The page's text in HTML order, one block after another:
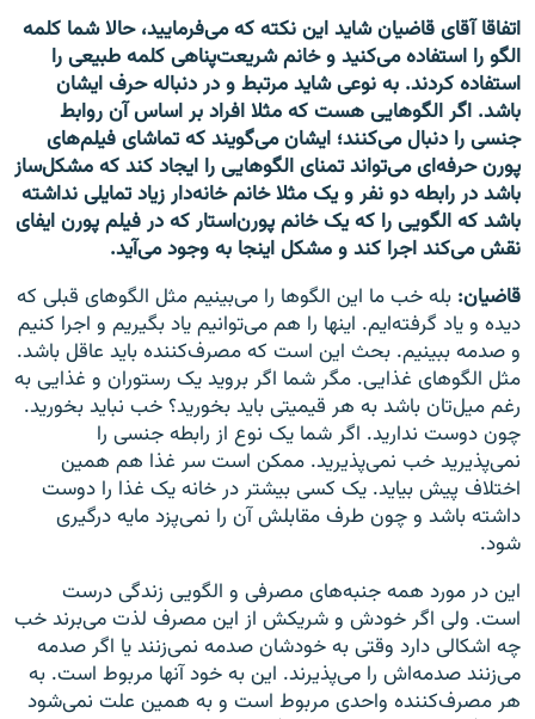
اتفاقا آقای قاضیان شاید این نکته که می‌فرمایید، حالا شما کلمه
الگو را استفاده می‌کنید و خانم شریعت‌پناهی کلمه طبیعی را
استفاده کردند. به نوعی شاید مرتبط و در دنباله حرف ایشان
باشد. اگر الگوهایی هست که مثلا افراد بر اساس آن روابط
جنسی را دنبال می‌کنند؛ ایشان می‌گویند که تماشای فیلم‌های
پورن حرفه‌ای می‌تواند تمنای الگوهایی را ایجاد کند که مشکل‌ساز
باشد در رابطه دو نفر و یک مثلا خانم خانه‌دار زیاد تمایلی نداشته
باشد که الگویی را که یک خانم پورن‌استار که در فیلم پورن ایفای
نقش می‌کند اجرا کند و مشکل اینجا به وجود می‌آید.
قاضیان: بله خب ما این الگوها را می‌بینیم مثل الگوهای قبلی که
دیده و یاد گرفته‌ایم. اینها را هم می‌توانیم یاد بگیریم و اجرا کنیم
و صدمه ببینیم. بحث این است که مصرف‌کننده باید عاقل باشد.
مثل الگوهای غذایی. مگر شما اگر بروید یک رستوران و غذایی به
رغم میل‌تان باشد به هر قیمیتی باید بخورید؟ خب نباید بخورید.
چون دوست ندارید. اگر شما یک نوع از رابطه جنسی را
نمی‌پذیرید خب نمی‌پذیرید. ممکن است سر غذا هم همین
اختلاف پیش بیاید. یک کسی بیشتر در خانه یک غذا را دوست
داشته باشد و چون طرف مقابلش آن را نمی‌پزد مایه درگیری
شود.
این در مورد همه جنبه‌های مصرفی و الگویی زندگی درست
است. ولی اگر خودش و شریکش از این مصرف لذت می‌برند خب
چه اشکالی دارد وقتی به خودشان صدمه نمی‌زنند یا اگر صدمه
می‌زنند صدمه‌اش را می‌پذیرند. این به خود آنها مربوط است. به
هر مصرف‌کننده واحدی مربوط است و به همین علت نمی‌شود